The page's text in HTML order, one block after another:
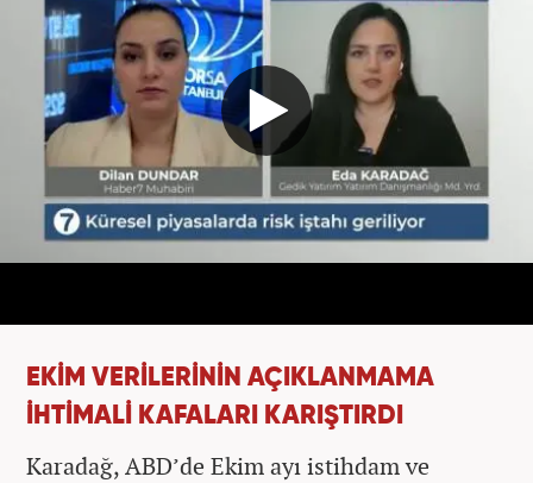
EKİM VERİLERİNİN AÇIKLANMAMA
İHTİMALİ KAFALARI KARIŞTIRDI
Karadağ, ABD’de Ekim ayı istihdam ve